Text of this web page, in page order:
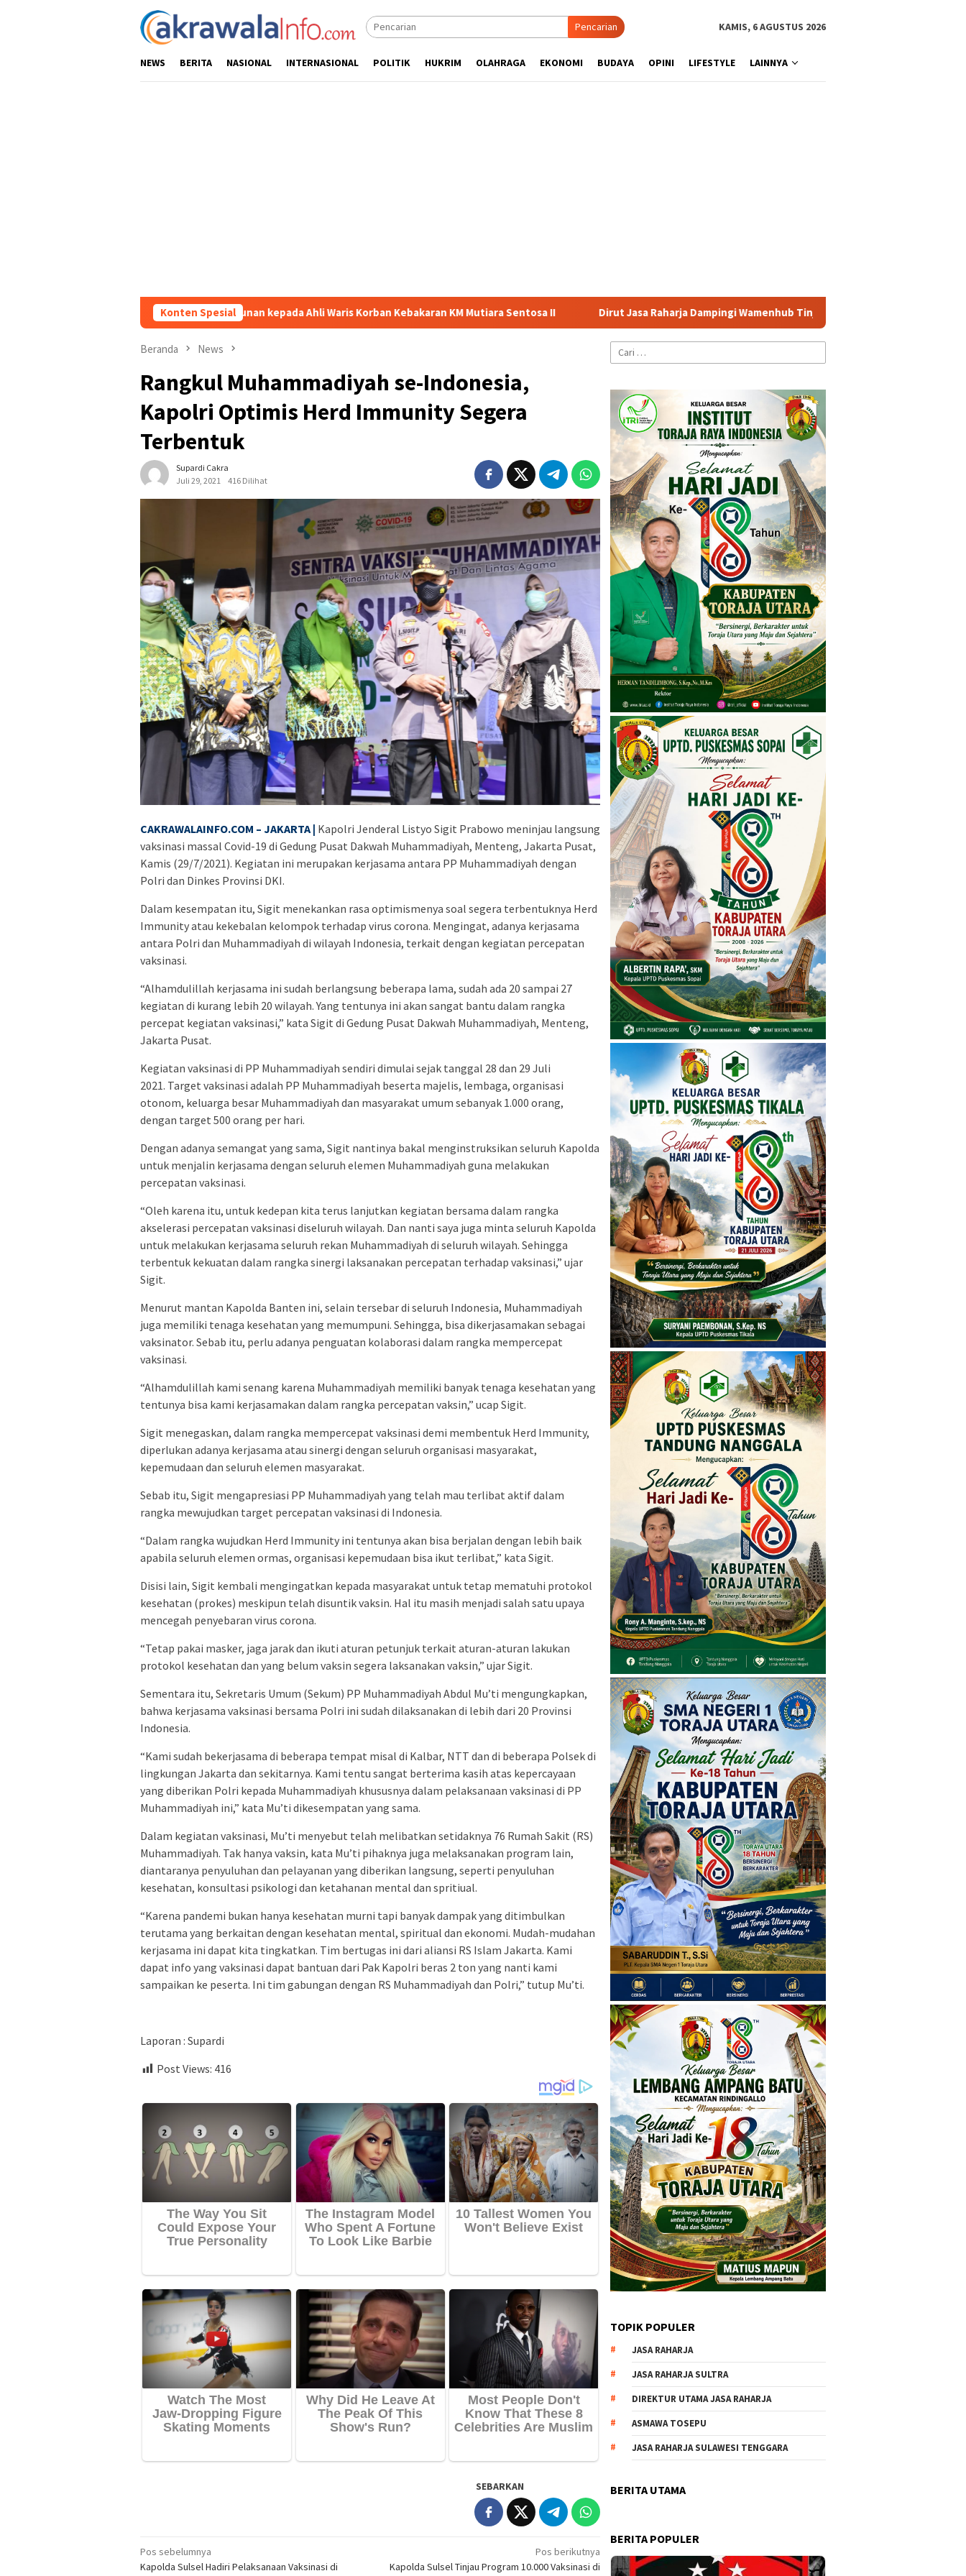
Pencarian KAMIS, 6 AGUSTUS 2026
NEWS BERITA NASIONAL INTERNASIONAL POLITIK HUKRIM OLAHRAGA EKONOMI BUDAYA OPINI LIFESTYLE LAINNYA
Konten Spesial
Serahkan Santunan kepada Ahli Waris Korban Kebakaran KM Mutiara Sentosa II Dirut Jasa Raharja Dampingi Wamenhub Tinjau Penanganan Korban KM Mutiara Sentosa II di RS PHC
Beranda News
Rangkul Muhammadiyah se-Indonesia,
Kapolri Optimis Herd Immunity Segera
Terbentuk
Supardi Cakra
Juli 29, 2021
416 Dilihat
CAKRAWALAINFO.COM – JAKARTA | Kapolri Jenderal Listyo Sigit Prabowo meninjau langsung
vaksinasi massal Covid-19 di Gedung Pusat Dakwah Muhammadiyah, Menteng, Jakarta Pusat,
Kamis (29/7/2021). Kegiatan ini merupakan kerjasama antara PP Muhammadiyah dengan
Polri dan Dinkes Provinsi DKI.
Dalam kesempatan itu, Sigit menekankan rasa optimismenya soal segera terbentuknya Herd
Immunity atau kekebalan kelompok terhadap virus corona. Mengingat, adanya kerjasama
antara Polri dan Muhammadiyah di wilayah Indonesia, terkait dengan kegiatan percepatan
vaksinasi.
“Alhamdulillah kerjasama ini sudah berlangsung beberapa lama, sudah ada 20 sampai 27
kegiatan di kurang lebih 20 wilayah. Yang tentunya ini akan sangat bantu dalam rangka
percepat kegiatan vaksinasi,” kata Sigit di Gedung Pusat Dakwah Muhammadiyah, Menteng,
Jakarta Pusat.
Kegiatan vaksinasi di PP Muhammadiyah sendiri dimulai sejak tanggal 28 dan 29 Juli
2021. Target vaksinasi adalah PP Muhammadiyah beserta majelis, lembaga, organisasi
otonom, keluarga besar Muhammadiyah dan masyarakat umum sebanyak 1.000 orang,
dengan target 500 orang per hari.
Dengan adanya semangat yang sama, Sigit nantinya bakal menginstruksikan seluruh Kapolda
untuk menjalin kerjasama dengan seluruh elemen Muhammadiyah guna melakukan
percepatan vaksinasi.
“Oleh karena itu, untuk kedepan kita terus lanjutkan kegiatan bersama dalam rangka
akselerasi percepatan vaksinasi diseluruh wilayah. Dan nanti saya juga minta seluruh Kapolda
untuk melakukan kerjasama seluruh rekan Muhammadiyah di seluruh wilayah. Sehingga
terbentuk kekuatan dalam rangka sinergi laksanakan percepatan terhadap vaksinasi,” ujar
Sigit.
Menurut mantan Kapolda Banten ini, selain tersebar di seluruh Indonesia, Muhammadiyah
juga memiliki tenaga kesehatan yang memumpuni. Sehingga, bisa dikerjasamakan sebagai
vaksinator. Sebab itu, perlu adanya penguatan kolaborasi dalam rangka mempercepat
vaksinasi.
“Alhamdulillah kami senang karena Muhammadiyah memiliki banyak tenaga kesehatan yang
tentunya bisa kami kerjasamakan dalam rangka percepatan vaksin,” ucap Sigit.
Sigit menegaskan, dalam rangka mempercepat vaksinasi demi membentuk Herd Immunity,
diperlukan adanya kerjasama atau sinergi dengan seluruh organisasi masyarakat,
kepemudaan dan seluruh elemen masyarakat.
Sebab itu, Sigit mengapresiasi PP Muhammadiyah yang telah mau terlibat aktif dalam
rangka mewujudkan target percepatan vaksinasi di Indonesia.
“Dalam rangka wujudkan Herd Immunity ini tentunya akan bisa berjalan dengan lebih baik
apabila seluruh elemen ormas, organisasi kepemudaan bisa ikut terlibat,” kata Sigit.
Disisi lain, Sigit kembali mengingatkan kepada masyarakat untuk tetap mematuhi protokol
kesehatan (prokes) meskipun telah disuntik vaksin. Hal itu masih menjadi salah satu upaya
mencegah penyebaran virus corona.
“Tetap pakai masker, jaga jarak dan ikuti aturan petunjuk terkait aturan-aturan lakukan
protokol kesehatan dan yang belum vaksin segera laksanakan vaksin,” ujar Sigit.
Sementara itu, Sekretaris Umum (Sekum) PP Muhammadiyah Abdul Mu’ti mengungkapkan,
bahwa kerjasama vaksinasi bersama Polri ini sudah dilaksanakan di lebih dari 20 Provinsi
Indonesia.
“Kami sudah bekerjasama di beberapa tempat misal di Kalbar, NTT dan di beberapa Polsek di
lingkungan Jakarta dan sekitarnya. Kami tentu sangat berterima kasih atas kepercayaan
yang diberikan Polri kepada Muhammadiyah khususnya dalam pelaksanaan vaksinasi di PP
Muhammadiyah ini,” kata Mu’ti dikesempatan yang sama.
Dalam kegiatan vaksinasi, Mu’ti menyebut telah melibatkan setidaknya 76 Rumah Sakit (RS)
Muhammadiyah. Tak hanya vaksin, kata Mu’ti pihaknya juga melaksanakan program lain,
diantaranya penyuluhan dan pelayanan yang diberikan langsung, seperti penyuluhan
kesehatan, konsultasi psikologi dan ketahanan mental dan spritiual.
“Karena pandemi bukan hanya kesehatan murni tapi banyak dampak yang ditimbulkan
terutama yang berkaitan dengan kesehatan mental, spiritual dan ekonomi. Mudah-mudahan
kerjasama ini dapat kita tingkatkan. Tim bertugas ini dari aliansi RS Islam Jakarta. Kami
dapat info yang vaksinasi dapat bantuan dari Pak Kapolri beras 2 ton yang nanti kami
sampaikan ke peserta. Ini tim gabungan dengan RS Muhammadiyah dan Polri,” tutup Mu’ti.
Laporan : Supardi
Post Views: 416
SEBARKAN
Navigasi
Pos sebelumnya
Kapolda Sulsel Hadiri Pelaksanaan Vaksinasi di
Pos berikutnya
Kapolda Sulsel Tinjau Program 10.000 Vaksinasi di
Cari
untuk:
TOPIK POPULER
JASA RAHARJA
JASA RAHARJA SULTRA
DIREKTUR UTAMA JASA RAHARJA
ASMAWA TOSEPU
JASA RAHARJA SULAWESI TENGGARA
BERITA UTAMA
BERITA POPULER